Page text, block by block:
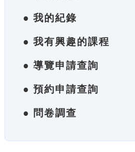
● 我的紀錄
● 我有興趣的課程
● 導覽申請查詢
● 預約申請查詢
● 問卷調查